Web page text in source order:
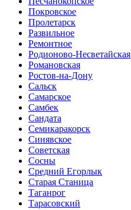
Покровское
Пролетарск
Развильное
Ремонтное
Родионово-Несветайская
Романовская
Ростов-на-Дону
Сальск
Самарское
Самбек
Сандата
Семикаракорск
Синявское
Советская
Сосны
Средний Егорлык
Старая Станица
Таганрог
Тарасовский